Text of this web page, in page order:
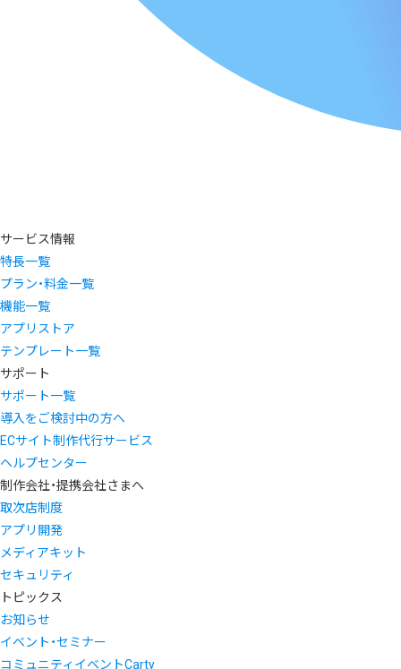
サービス情報
特長一覧
プラン・料金一覧
機能一覧
アプリストア
テンプレート一覧
サポート
サポート一覧
導入をご検討中の方へ
ECサイト制作代行サービス
ヘルプセンター
制作会社・提携会社さまへ
取次店制度
アプリ開発
メディアキット
セキュリティ
トピックス
お知らせ
イベント・セミナー
コミュニティイベントCarty